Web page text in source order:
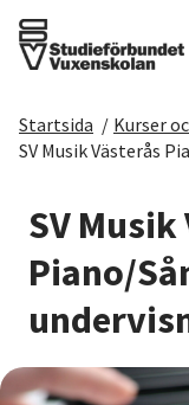
Det här gör vi
För dig som
Sök kurser
Startsida / Kurser
SV Musik Västerås
SV
Piano/